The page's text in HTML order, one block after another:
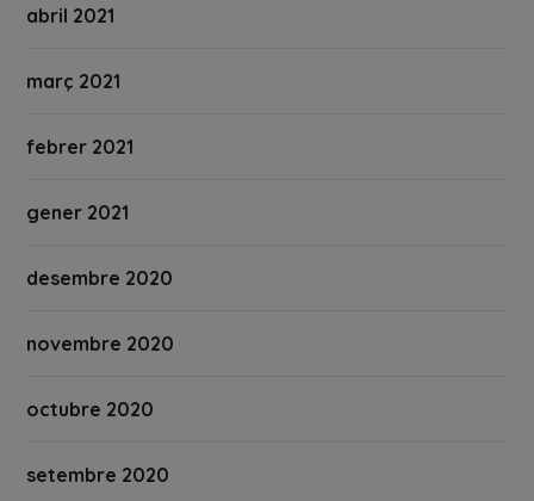
abril 2021
març 2021
febrer 2021
gener 2021
desembre 2020
novembre 2020
octubre 2020
setembre 2020